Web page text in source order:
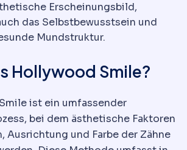
Erscheinungsbild,
das Selbstbewusstsein und
Mundstruktur.
Hollywood Smile?
ist ein umfassender
bei dem ästhetische Faktoren
Ausrichtung und Farbe der Zähne